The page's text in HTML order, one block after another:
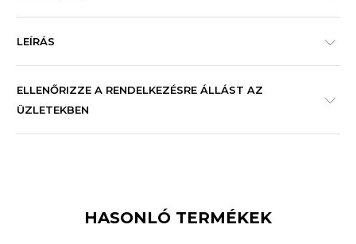
LEÍRÁS
ELLENŐRIZZE A RENDELKEZÉSRE ÁLLÁST AZ
ÜZLETEKBEN
HASONLÓ TERMÉKEK